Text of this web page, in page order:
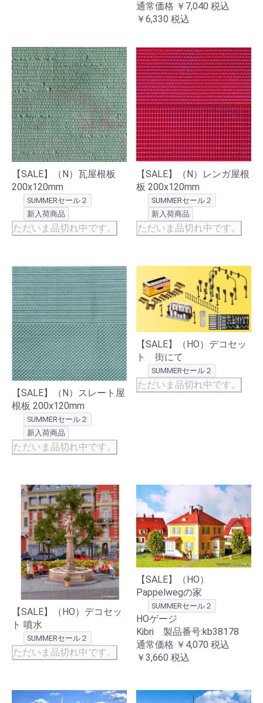
通常価格 ￥7,040 税込
￥6,330 税込
【SALE】（N）瓦屋根板
200x120mm
SUMMERセール２
新入荷商品
ただいま品切れ中です。
【SALE】（N）レンガ屋根
板 200x120mm
SUMMERセール２
新入荷商品
ただいま品切れ中です。
【SALE】（N）スレート屋
根板 200x120mm
SUMMERセール２
新入荷商品
ただいま品切れ中です。
【SALE】（HO）デコセッ
ト 街にて
SUMMERセール２
ただいま品切れ中です。
【SALE】（HO）デコセッ
ト 噴水
SUMMERセール２
ただいま品切れ中です。
【SALE】（HO）
Pappelwegの家
SUMMERセール２
HOゲージ
Kibri 製品番号:kb38178
通常価格 ￥4,070 税込
￥3,660 税込